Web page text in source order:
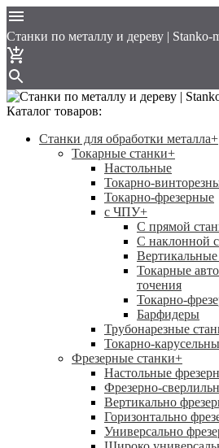
Cтанки по металлу и дереву | Stanko-
Каталог товаров:
Станки для обработки металла+
Токарные станки+
Настольные
Токарно-
Токарно-фрезерные
с ЧПУ+
С прямой
C наклонной
Токарные
точения
Токарно-
Барфидеры
Трубонарезные
Токарно-
Фрезерные станки+
Настольные
Фрезерно-
Вертикально
Горизонтально
Универсально